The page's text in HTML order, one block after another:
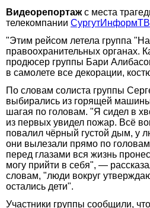
Видеорепортажс места
телекомпании СургутИнформТВ
"Этим рейсом летела группа
правоохранительных органах.
продюсер группы Бари
в самолете все декорации,
По словам солиста группы
выбирались из горящей
шагая по головам. "Я сидел в
из первых увидел пожар. Всё
повалил чёрный густой дым, у
они вылезали прямо по
перед глазами вся жизнь
могу прийти в себя", —
словам, "люди вокруг
остались дети".
Участники группы сообщили,